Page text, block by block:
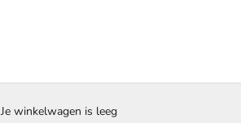
Je winkelwagen is leeg